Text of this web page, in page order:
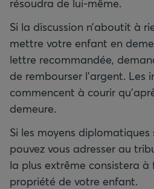
Si la discussion n’aboutit à
mettre votre enfant en
lettre recommandée,
de rembourser l’argent. Les
commencent à courir
demeure.
Si les moyens diplomatiques
pouvez vous adresser au
la plus extrême consistera à
propriété de votre enfant.